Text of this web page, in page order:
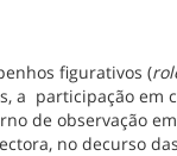
figurativos (
a participação em
de observação
no decurso